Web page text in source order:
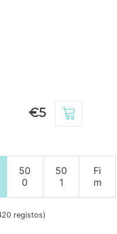
€5
50
0
50
1
Fi
m
registos)